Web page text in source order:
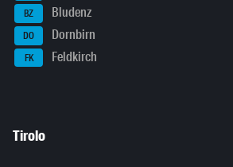
BZ Bludenz
DO Dornbirn
FK Feldkirch
Tirolo